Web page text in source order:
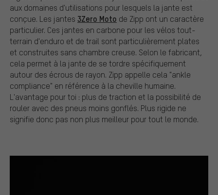
aux domaines d'utilisations pour lesquels la jante est
conçue. Les jantes 3Zero Moto de Zipp ont un caractère
particulier. Ces jantes en carbone pour les vélos tout-
terrain d'enduro et de trail sont particulièrement plates
et construites sans chambre creuse. Selon le fabricant,
cela permet à la jante de se tordre spécifiquement
autour des écrous de rayon. Zipp appelle cela "ankle
compliance" en référence à la cheville humaine.
L'avantage pour toi : plus de traction et la possibilité de
rouler avec des pneus moins gonflés. Plus rigide ne
signifie donc pas non plus meilleur pour tout le monde.